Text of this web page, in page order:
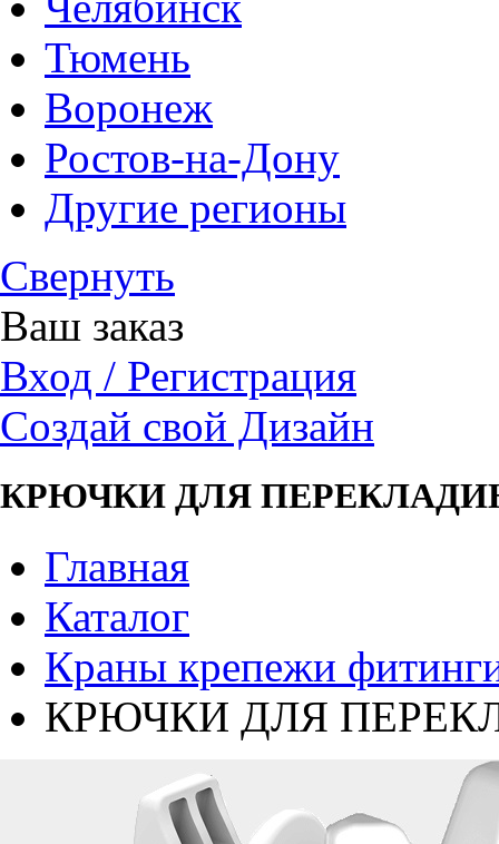
Тюмень
Воронеж
Ростов-на-Дону
Другие регионы
Свернуть
Ваш заказ
Вход / Регистрация
Создай свой Дизайн
КРЮЧКИ ДЛЯ ПЕРЕКЛАДИН
Главная
Каталог
Краны крепежи
КРЮЧКИ ДЛЯ